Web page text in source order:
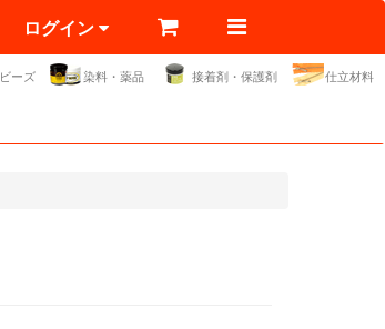
ログイン
ビーズ 染料・薬品 接着剤・保護剤 仕立材料